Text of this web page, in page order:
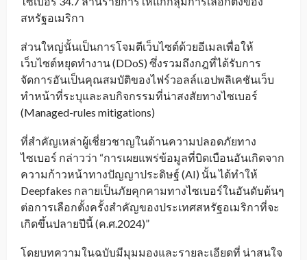
สหรัฐอเมริกา
ส่วนใหญ่นั้นเป็นการโจมตีเว็บไซต์ด้วยอีเมลเพื่อให้
เว็บไซต์หยุดทำงาน (DDoS) ซึ่งรวมถึงกฎที่ได้รับการ
จัดการอันเป็นคุณสมบัติของไฟร์วอลล์แอปพลิเคชันเว็บ
ทำหน้าที่ระบุและลบกิจกรรมที่น่าสงสัยทางไซเบอร์
(Managed-rules mitigations)
ที่สำคัญเหล่าผู้เชี่ยวชาญในด้านความปลอดภัยทาง
ไซเบอร์ กล่าวว่า “การเผยแพร่ข้อมูลที่บิดเบือนอันเกิดจาก
ความก้าวหน้าทางปัญญาประดิษฐ์ (AI) นั้น ได้ทำให้
Deepfakes กลายเป็นภัยคุกคามทางไซเบอร์ในอันดับต้นๆ
ต่อการเลือกตั้งครั้งสำคัญของประเทศสหรัฐอเมริกาที่จะ
เกิดขึ้นปลายปีนี้ (ค.ศ.2024)”
โดยบทความในฉบับมีมุมมองและรายละเอียดที่ น่าสนใจ